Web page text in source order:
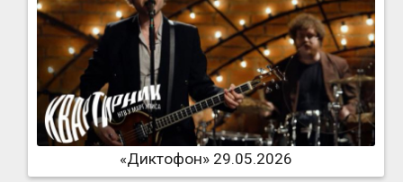
«Диктофон» 29.05.2026